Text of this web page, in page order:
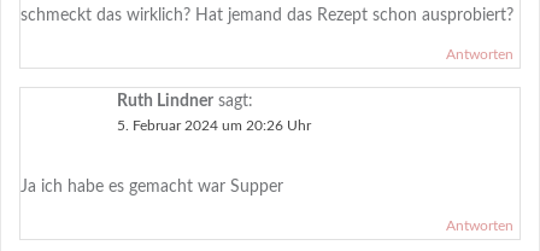
schmeckt das wirklich? Hat jemand das Rezept schon ausprobiert?
Antworten
Ruth Lindner sagt:
5. Februar 2024 um 20:26 Uhr
Ja ich habe es gemacht war Supper
Antworten